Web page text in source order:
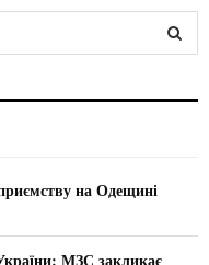
на Одещині
МЗС закликає